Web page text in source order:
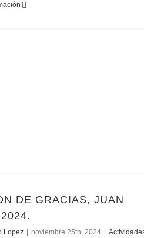
DE GRACIAS, JUAN
Lopez noviembre 25th, 2024